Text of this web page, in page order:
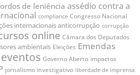
de leniência assédio contra a
compliance Congresso Nacional
internacionais anticorrupção corrupção
online Câmara dos Deputados
ambientais Eleições Emendas
eventos Governo Aberto impactos
jornalismo investigativo liberdade de imprensa